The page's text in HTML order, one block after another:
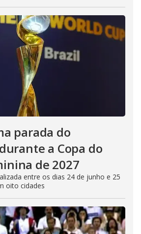
parada do
a Copa do
de 2027
entre os dias 24 de junho e 25
oito cidades